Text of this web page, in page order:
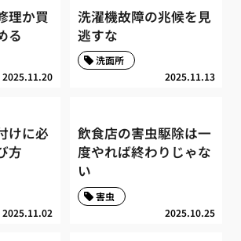
理か買
る
2025.11.20
洗濯機故障の兆候を見
逃すな
2025.11.13
洗面所
けに必
方
2025.11.02
飲食店の害虫駆除は一
度やれば終わりじゃな
い
2025.10.25
害虫